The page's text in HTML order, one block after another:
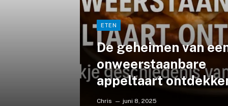
ETEN
De geheimen van
onweerstaanbare
appeltaart
Chris juni 8, 2025